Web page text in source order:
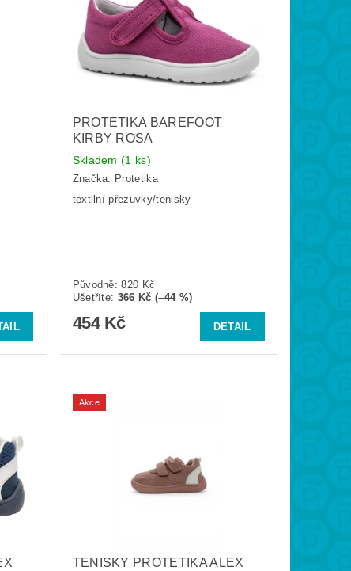
PROTETIKA BAREFOOT
KIRBY ROSA
Skladem(1 ks)
Značka: Protetika
textilní přezuvky/tenisky
Původně:820 Kč
Ušetříte: 366 Kč (–44 %)
454 Kč DETAIL
Akce
TENISKY PROTETIKA ALEX